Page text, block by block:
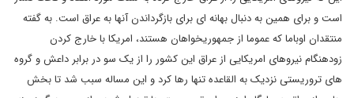
است و برای همین به دنبال بهانه ای برای بازگرداندن آنها به عراق است. به گفته
منتقدان اوباما که عموما از جمهوریخواهان هستند، امریکا با خارج کردن
زودهنگام نیروهای امریکایی از عراق این کشور را از یک سو در برابر داعش و گروه
های تروریستی نزدیک به القاعده تنها رها کرد و این مساله سبب شد تا بخش